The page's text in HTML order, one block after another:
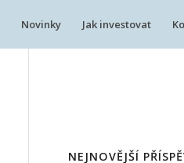
Novinky Jak investovat
NEJNOVĚJŠÍ